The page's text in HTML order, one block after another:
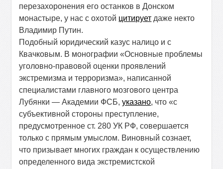
перезахоронения его останков в Донском
монастыре, у нас с охотой цитирует даже некто
Владимир Путин.
Подобный юридический казус налицо и с
Квачковым. В монографии «Основные проблемы
уголовно-правовой оценки проявлений
экстремизма и терроризма», написанной
специалистами главного мозгового центра
Лубянки — Академии ФСБ,указано, что «с
субъективной стороны преступление,
предусмотренное ст. 280 УК РФ, совершается
только с прямым умыслом. Виновный сознает,
что призывает многих граждан к осуществлению
определенного вида экстремистской